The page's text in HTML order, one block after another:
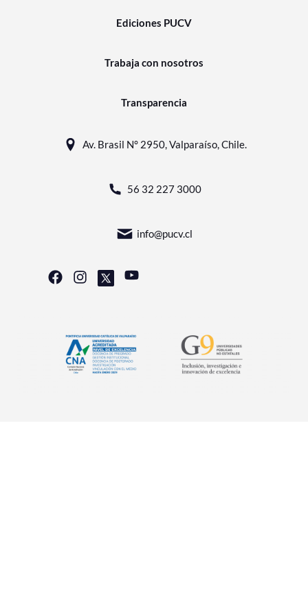
Ediciones PUCV
Trabaja con nosotros
Transparencia
Av. Brasil N° 2950, Valparaíso, Chile.
56 32 227 3000
info@pucv.cl